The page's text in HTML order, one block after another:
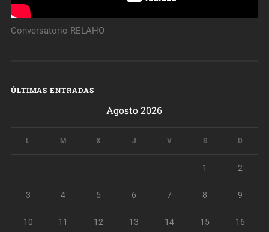
Conversatorio RELAHO
ÚLTIMAS ENTRADAS
Agosto 2026
L M X J V S D
1 2
3 4 5 6 7 8 9
10 11 12 13 14 15 16